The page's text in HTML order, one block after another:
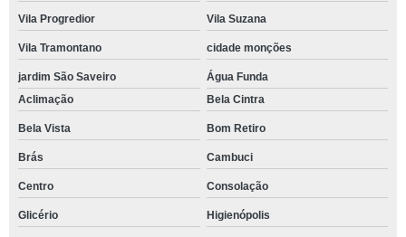
Vila Progredior Vila Suzana
Vila Tramontano cidade monções
jardim São Saveiro
Água Funda
Aclimação
Bela Cintra
Bela Vista Bom Retiro
Brás Cambuci
Centro Consolação
Glicério Higienópolis